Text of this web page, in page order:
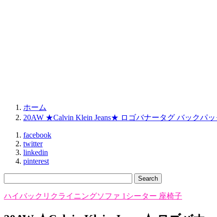
ホーム
20AW ★Calvin Klein Jeans★ ロゴバナータグ バックパッ
facebook
twitter
linkedin
pinterest
ハイバックリクライニングソファ 1シーター 座椅子